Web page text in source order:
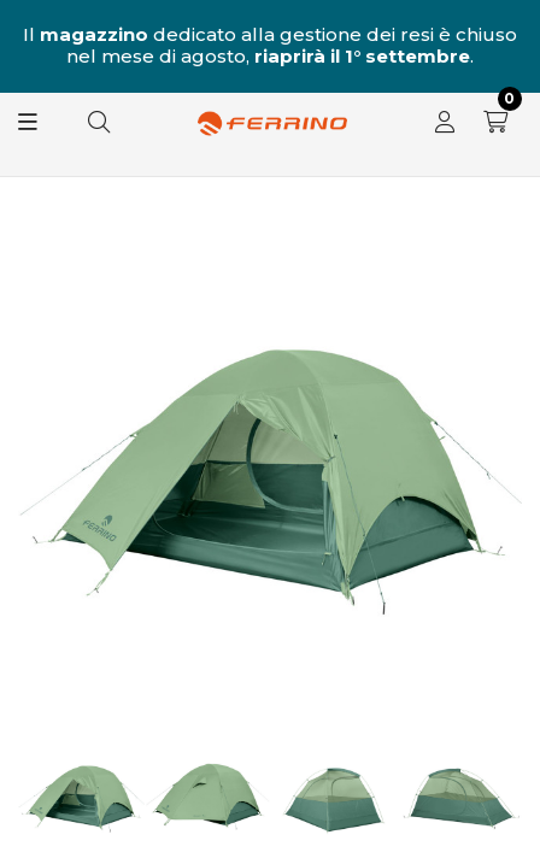
Il magazzino dedicato alla gestione dei resi è chiuso
nel mese di agosto, riaprirà il 1° settembre.
0